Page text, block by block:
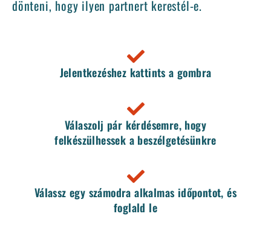
dönteni, hogy ilyen partnert kerestél-e.
Jelentkezéshez kattints a gombra
Válaszolj pár kérdésemre, hogy
felkészülhessek a beszélgetésünkre
Válassz egy számodra alkalmas időpontot, és
foglald le